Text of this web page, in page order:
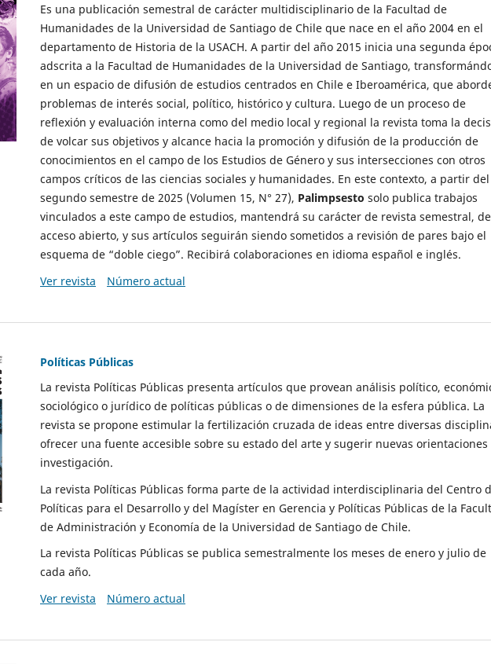
Es una publicación semestral de carácter multidisciplinario de la Facultad de
Humanidades de la Universidad de Santiago de Chile que nace en el año 2004 en el
departamento de Historia de la USACH. A partir del año 2015 inicia una segunda
adscrita a la Facultad de Humanidades de la Universidad de Santiago,
en un espacio de difusión de estudios centrados en Chile e Iberoamérica, que
problemas de interés social, político, histórico y cultura. Luego de un proceso de
reflexión y evaluación interna como del medio local y regional la revista toma la
de volcar sus objetivos y alcance hacia la promoción y difusión de la producción de
conocimientos en el campo de los Estudios de Género y sus intersecciones con otros
campos críticos de las ciencias sociales y humanidades. En este contexto, a partir del
segundo semestre de 2025 (Volumen 15, N° 27), Palimpsesto solo publica trabajos
vinculados a este campo de estudios, mantendrá su carácter de revista semestral, de
acceso abierto, y sus artículos seguirán siendo sometidos a revisión de pares bajo el
esquema de “doble ciego”. Recibirá colaboraciones en idioma español e inglés.
Ver revista
Número actual
Políticas Públicas
La revista Políticas Públicas presenta artículos que provean análisis político,
sociológico o jurídico de políticas públicas o de dimensiones de la esfera pública. La
revista se propone estimular la fertilización cruzada de ideas entre diversas
ofrecer una fuente accesible sobre su estado del arte y sugerir nuevas orientaciones
investigación.
La revista Políticas Públicas forma parte de la actividad interdisciplinaria del Centro
Políticas para el Desarrollo y del Magíster en Gerencia y Políticas Públicas de la
de Administración y Economía de la Universidad de Santiago de Chile.
La revista Políticas Públicas se publica semestralmente los meses de enero y julio de
cada año.
Ver revista
Número actual